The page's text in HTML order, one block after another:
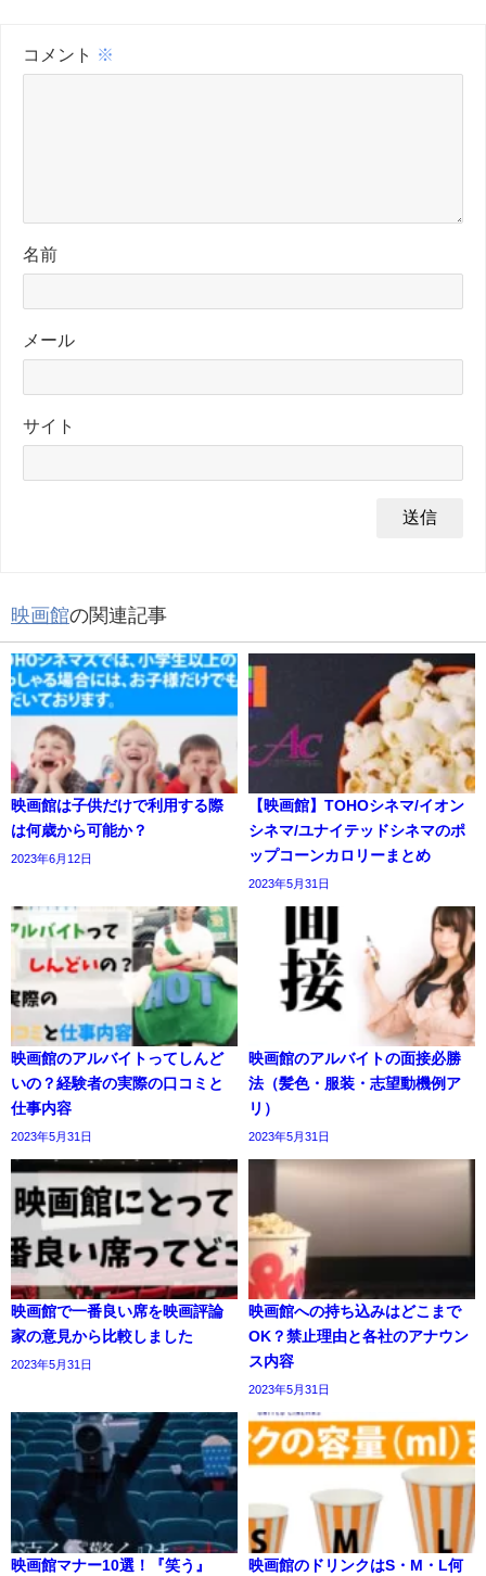
コメント ※
名前
メール
サイト
映画館の関連記事
映画館は子供だけで利用する際
は何歳から可能か？
2023年6月12日
【映画館】TOHOシネマ/イオン
シネマ/ユナイテッドシネマのポ
ップコーンカロリーまとめ
2023年5月31日
映画館のアルバイトってしんど
いの？経験者の実際の口コミと
仕事内容
2023年5月31日
映画館のアルバイトの面接必勝
法（髪色・服装・志望動機例ア
リ）
2023年5月31日
映画館で一番良い席を映画評論
家の意見から比較しました
2023年5月31日
映画館への持ち込みはどこまで
OK？禁止理由と各社のアナウン
ス内容
2023年5月31日
映画館マナー10選！『笑う』
映画館のドリンクはS・M・L何